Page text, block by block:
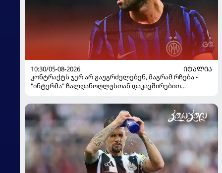
10:30/05-08-2026
ᲘᲢᲐᲚᲘᲐ
კონტრაქტს ჯერ არ გაუგრძელებენ, მაგრამ რჩება -
"ინტერმა" ჩალღანოღლუსთან დაკავშირებით